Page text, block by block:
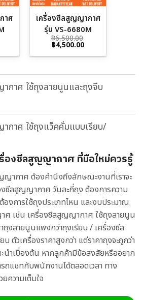
าศ
เครื่องซีลสูญญากาศ
รุ่น VS-6680M
฿6,500.00
Original
price
was:
฿4,500.00Current
is:
กาศ ใช้ถุงลายนูนและถุงจีบ
กาศ ใช้ถุงแว็คคั่มแบบเรียบ/
องซีลสูญญากาศ ที่มือใหม่ควรรู้
ญากาศ ต้องคำนึงถึงลักษณะงานที่เราจะ
องซีลสูญญากาศ วันละกี่ถุง ต้องการความ
งการใช้ถุงประเภทไหน และงบประมาณ
ศ เช่น เครื่องซีลสูญญากาศ ใช้ถุงลายนูน
ถุงลายนูนแพงกว่าถุงเรียบ / เครื่องซีล
ตัวเครื่องราคาสูงกว่า แต่ราคาถุงจะถูกว่า
ำเบื่องต้น หากลูกค้ามีข้อสงสัยหรืออยาก
รถแชทกับพนักงานได้ตลอดเวลา ทาง
ความเต็มใจ